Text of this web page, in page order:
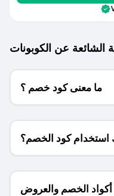
الشائعة عن الكوبونات
ما معنى كود خصم ؟
استخدام كود الخصم؟
الخصم والعروض